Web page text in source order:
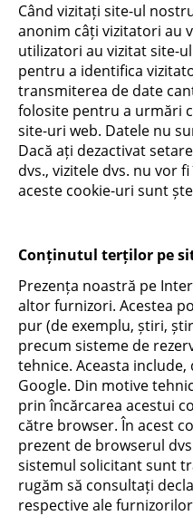
Când vizitați site-ul
anonim câți vizitatori au
utilizatori au vizitat site-
pentru a identifica
transmiterea de date
folosite pentru a urmări
site-uri web. Datele nu
Dacă ați dezactivat
dvs., vizitele dvs. nu vor
aceste cookie-uri sunt
Conținutul terților pe
Prezența noastră pe
altor furnizori. Acestea
pur (de exemplu, știri,
precum sisteme de
tehnice. Aceasta
Google. Din motive
prin încărcarea acestui
către browser. În acest
prezent de browserul
sistemul solicitant sunt
rugăm să consultați
respective ale